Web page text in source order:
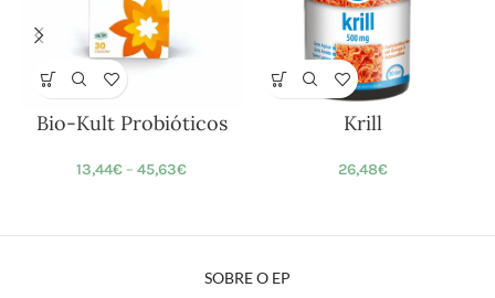
Bio-Kult Probióticos
13,44€ – 45,63€
Krill
26,48€
SOBRE O EP